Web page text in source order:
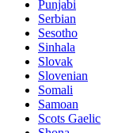
Punjabi
Serbian
Sesotho
Sinhala
Slovak
Slovenian
Somali
Samoan
Scots Gaelic